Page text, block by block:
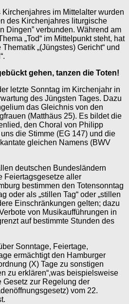
im Mittelalter wurden
des Kirchenjahres liturgische
Dingen” verbunden. Während am
„Tod“ im Mittelpunkt steht, hat
„(Jüngstes) Gericht“ und
gehen, tanzen die Toten!
letzte Sonntag im Kirchenjahr in
des Jüngsten Tages. Dazu
das Gleichnis von den
(Matthäus 25). Es bildet die
den Choral von Philipp
uns die Stimme (EG 147) und die
gleichen Namens (BWV
deutschen Bundesländern
Feiertagsgesetze aller
bestimmen den Totensonntag
oder als „stillen Tag“ oder „stillen
Einschränkungen gelten; dazu
von Musikaufführungen in
auf bestimmte Stunden des
Sonntage, Feiertage,
ermächtigt den Hamburger
(X) Tage zu sonstigen
zu erklären“,was beispielsweise
zur Regelung der
vom 22.